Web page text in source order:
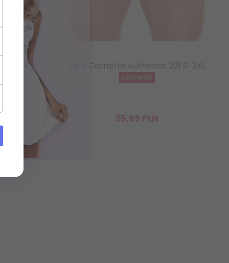
226 S- Slipy Cornette Authentic 221 S-2XL
35,99 PLN